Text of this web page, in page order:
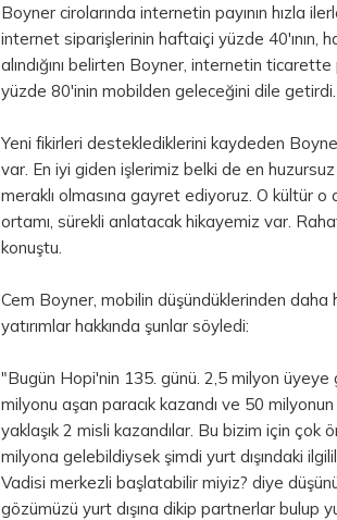
Boyner cirolarında internetin payının hızla
internet siparişlerinin haftaiçi yüzde 40'ının,
alındığını belirten Boyner, internetin
yüzde 80'inin mobilden geleceğini dile getirdi.
Yeni fikirleri desteklediklerini kaydeden
var. En iyi giden işlerimiz belki de en
meraklı olmasına gayret ediyoruz. O kültür o
ortamı, sürekli anlatacak hikayemiz var.
konuştu.
Cem Boyner, mobilin düşündüklerinden daha
yatırımlar hakkında şunlar söyledi:
"Bugün Hopi'nin 135. günü. 2,5 milyon üyeye
milyonu aşan paracık kazandı ve 50
yaklaşık 2 misli kazandılar. Bu bizim için çok
milyona gelebildiysek şimdi yurt dışındaki
Vadisi merkezli başlatabilir miyiz? diye
gözümüzü yurt dışına dikip partnerlar bulup